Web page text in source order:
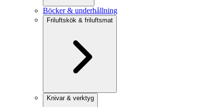
Böcker & underhållning
Friluftskök & friluftsmat
Knivar & verktyg